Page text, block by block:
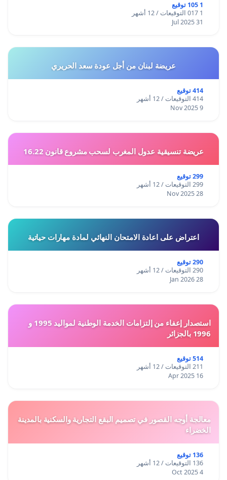
1 105 توقيع
1 017 التوقيعات / 12 أشهر
31 Jul 2025
عريضة لبنان من أجل عودة سعد الحريري
414 توقيع
414 التوقيعات / 12 أشهر
9 Nov 2025
عريضة تنسيقية عدول المغرب لسحب مشروع قانون 16.22
299 توقيع
299 التوقيعات / 12 أشهر
28 Nov 2025
اعتراض على اعادة الامتحان النهائي لمادة مهارات حياتية
290 توقيع
290 التوقيعات / 12 أشهر
28 Jan 2026
استصدار إعفاء من إلتزامات الخدمة الوطنية لمواليد 1995 و
1996 بالجزائر
514 توقيع
211 التوقيعات / 12 أشهر
16 Apr 2025
معالجة أوجه القصور في تصميم البقع التجارية والسكنية بالمدينة
الخضراء
136 توقيع
136 التوقيعات / 12 أشهر
4 Oct 2025